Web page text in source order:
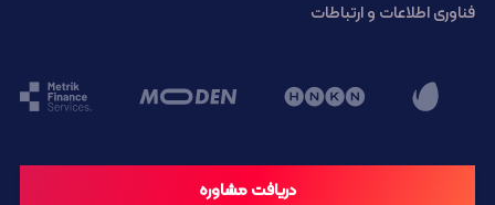
فناوری اطلاعات و ارتباطات
دریافت مشاوره